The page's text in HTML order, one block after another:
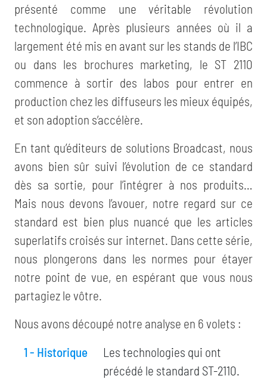
présenté comme une véritable révolution
technologique. Après plusieurs années où il a
largement été mis en avant sur les stands de l’IBC
ou dans les brochures marketing, le ST 2110
commence à sortir des labos pour entrer en
production chez les diffuseurs les mieux équipés,
et son adoption s’accélère.
En tant qu’éditeurs de solutions Broadcast, nous
avons bien sûr suivi l’évolution de ce standard
dès sa sortie, pour l’intégrer à nos produits…​
Mais nous devons l’avouer, notre regard sur ce
standard est bien plus nuancé que les articles
superlatifs croisés sur internet. Dans cette série,
nous plongerons dans les normes pour étayer
notre point de vue, en espérant que vous nous
partagiez le vôtre.
Nous avons découpé notre analyse en 6 volets :
1 - Historique
Les technologies qui ont
précédé le standard ST-2110.